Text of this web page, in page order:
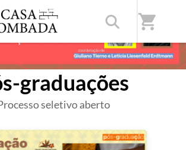
shopping_cart
graduações
seletivo aberto